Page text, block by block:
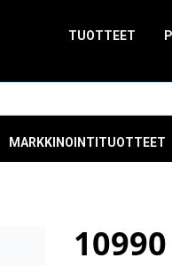
TUOTTEET
MARKKINOINTITUOTTEET
10990